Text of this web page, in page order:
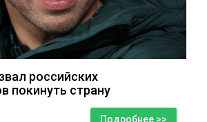
российских
покинуть страну
Подробнее >>